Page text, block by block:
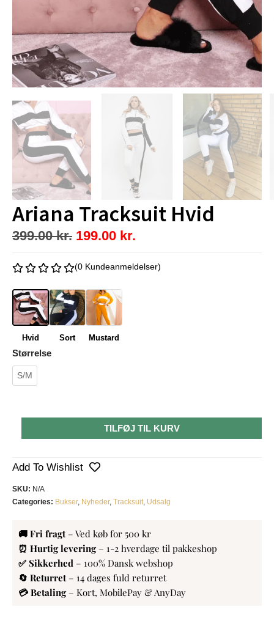
Ariana Tracksuit Hvid
399.00kr. 199.00 kr.
(0 Kundeanmeldelser)
Hvid Sort Mustard
Størrelse
S/M
TILFØJ TIL KURV
Add To Wishlist
SKU: N/A
Categories: Bukser, Nyheder, Tracksuit, Udsalg
🚚 Fri fragt – Ved køb for 500 kr
⏰ Hurtig levering – 1-2 hverdage til pakkeshop
✅ Sikkerhed – 100% Dansk webshop
🔄 Returret – 14 dages fuld returret
💳 Betaling – Kort, MobilePay & AnyDay